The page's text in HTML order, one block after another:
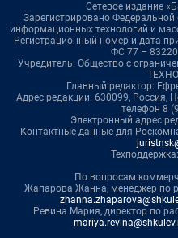
Сетевое издание
Зарегистрировано
информационных технологий и
Регистрационный номер и дата
ФС 77 – 83220
Учредитель: Общество с
Главный редактор:
Адрес редакции: 630099, Россия,
телефон 8
Электронный адрес
Контактные данные для
Техподдержка:
По вопросам
Жапарова Жанна, менеджер по
Ревина Мария, директор по